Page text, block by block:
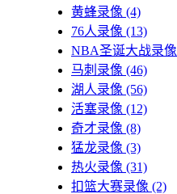
黄蜂录像 (4)
76人录像 (13)
NBA圣诞大战录像
马刺录像 (46)
湖人录像 (56)
活塞录像 (12)
奇才录像 (8)
猛龙录像 (3)
热火录像 (31)
扣篮大赛录像 (2)